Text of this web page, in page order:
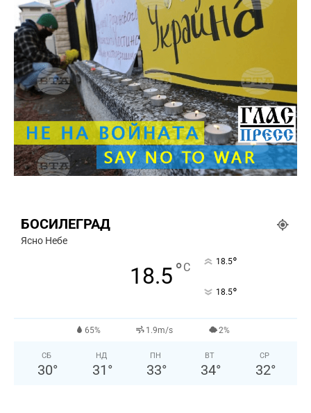
БОСИЛЕГРАД
Ясно Небе
18.5°C 18.5°
18.5°
65% 1.9m/s 2%
СБ
30°
НД
31 °
ПН
33°
ВТ
34°
СР
32°